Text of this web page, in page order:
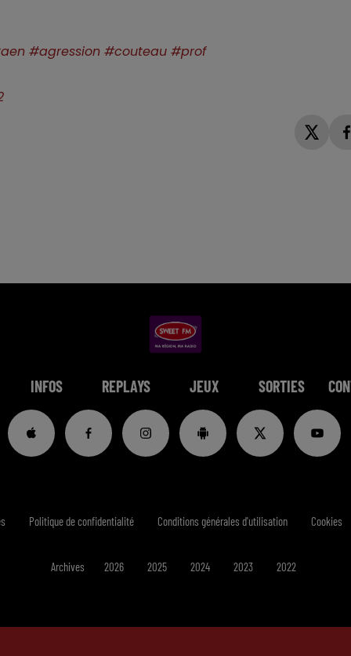
#agression #couteau #prof
INFOS REPLAYS JEUX SORTIES
Politique de confidentialité Conditions générales d'utilisation Cookies
Archives 2026 2025 2024 2023 2022